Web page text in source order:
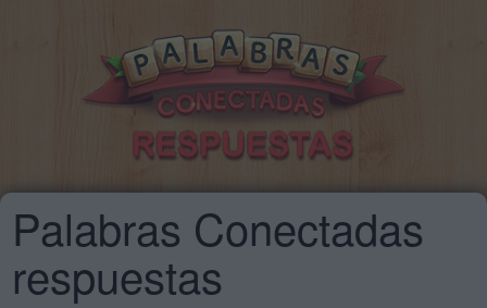
Palabras Conectadas
respuestas